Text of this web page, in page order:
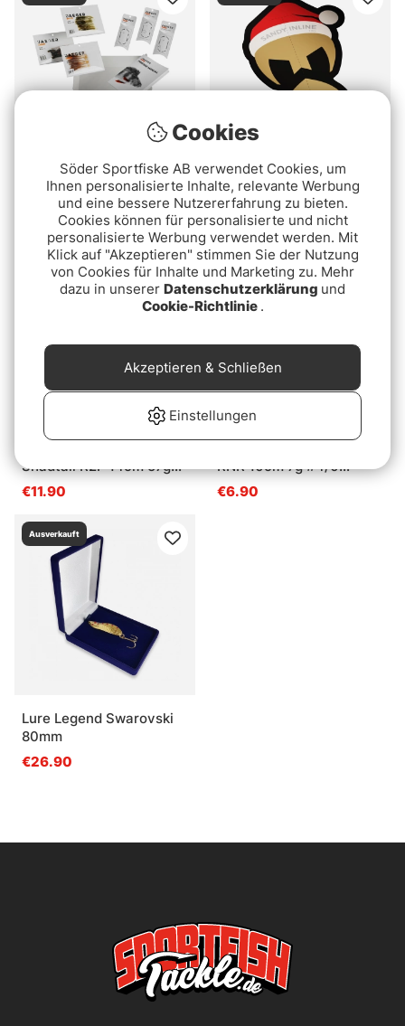
Jaeger Perch Allround
Go Kit - Söder Edition
€34.77
Westin Sandy Inline 18g
10,5cm Christmas Edition
25
€9.50
Ausverkauft
Shadtail R2F 14cm 57g
Sinking Christmas
Edition 25
€11.90
Ausverkauft
RNR 10cm 7g #4/0
Christmas Edition 25
€6.90
Ausverkauft
Lure Legend Swarovski
80mm
€26.90
Cookies
Söder Sportfiske AB verwendet Cookies, um
Ihnen personalisierte Inhalte, relevante Werbung
und eine bessere Nutzererfahrung zu bieten.
Cookies können für personalisierte und nicht
personalisierte Werbung verwendet werden. Mit
Klick auf "Akzeptieren" stimmen Sie der Nutzung
von Cookies für Inhalte und Marketing zu. Mehr
dazu in unserer Datenschutzerklärung und
Cookie-Richtlinie .
Einstellungen
Akzeptieren & Schließen